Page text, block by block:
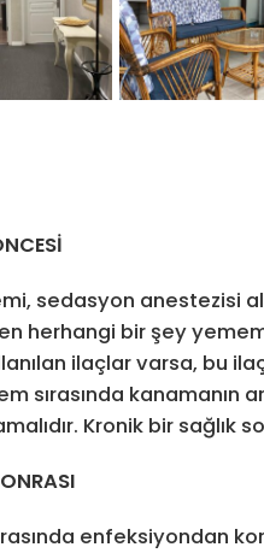
sedasyon anestezisi
herhangi bir şey
ilaçlar varsa, bu
sırasında
Kronik bir
enfeksiyondan